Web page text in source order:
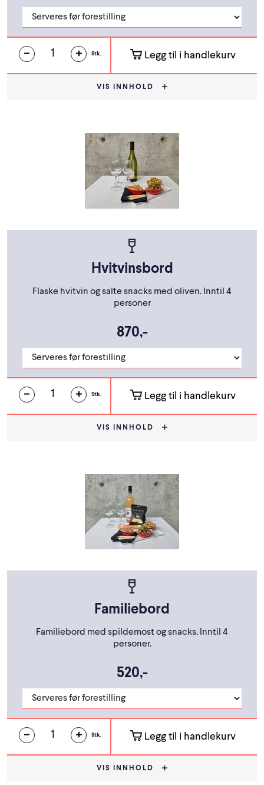
Stk. Legg til i handlekurv
VIS INNHOLD
Hvitvinsbord
Flaske hvitvin og salte snacks med oliven. Inntil 4
personer
870,-
Stk. Legg til i handlekurv
VIS INNHOLD
Familiebord
Familiebord med spildemost og snacks. Inntil 4
personer.
520,-
Stk. Legg til i handlekurv
VIS INNHOLD